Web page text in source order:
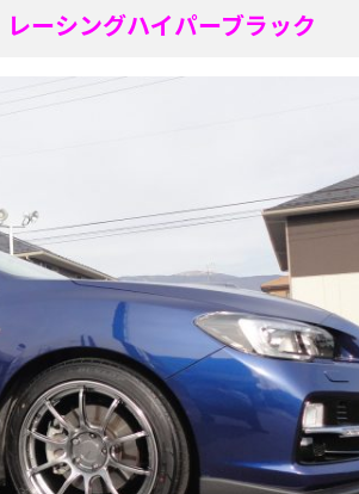
ーシングハイパーブラック